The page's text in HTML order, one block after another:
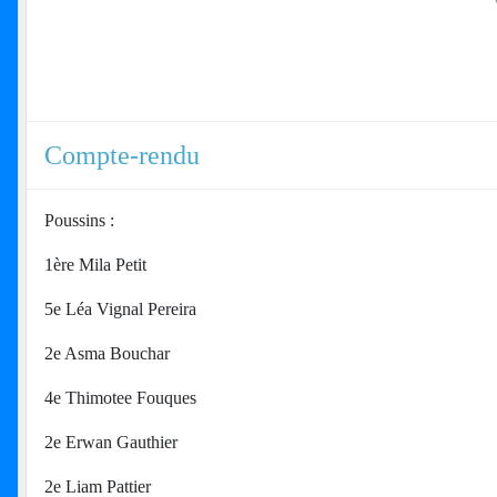
Compte-rendu
Poussins :
1ère Mila Petit
5e Léa Vignal Pereira
2e Asma Bouchar
4e Thimotee Fouques
2e Erwan Gauthier
2e Liam Pattier